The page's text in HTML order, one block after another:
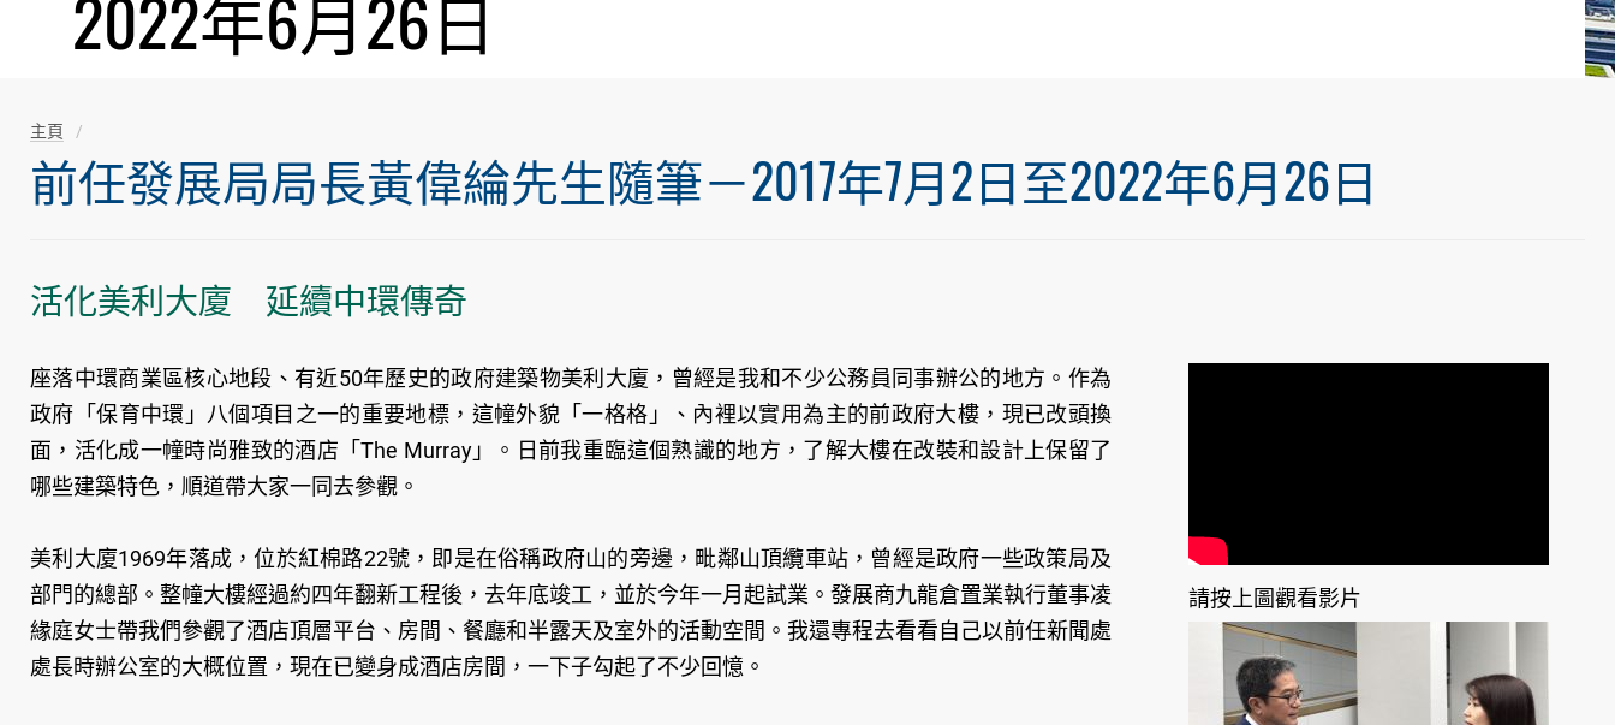
主頁
前任發展局局長黃偉綸先生隨筆－2017年7月2日至2022年6月26日
活化美利大廈 延續中環傳奇
座落中環商業區核心地段、有近50年歷史的政府建築物美利大廈，曾經是我和不少公務員同事辦公的地方。作為
政府「保育中環」八個項目之一的重要地標，這幢外貌「一格格」、內裡以實用為主的前政府大樓，現已改頭換
面，活化成一幢時尚雅致的酒店「The Murray」。日前我重臨這個熟識的地方，了解大樓在改裝和設計上保留了
哪些建築特色，順道帶大家一同去參觀。
美利大廈1969年落成，位於紅棉路22號，即是在俗稱政府山的旁邊，毗鄰山頂纜車站，曾經是政府一些政策局及
部門的總部。整幢大樓經過約四年翻新工程後，去年底竣工，並於今年一月起試業。發展商九龍倉置業執行董事凌
緣庭女士帶我們參觀了酒店頂層平台、房間、餐廳和半露天及室外的活動空間。我還專程去看看自己以前任新聞處
處長時辦公室的大概位置，現在已變身成酒店房間，一下子勾起了不少回憶。
請按上圖觀看影片